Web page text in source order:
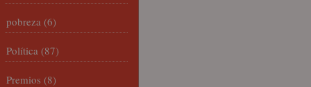
pobreza (6)
Política (87)
Premios (8)